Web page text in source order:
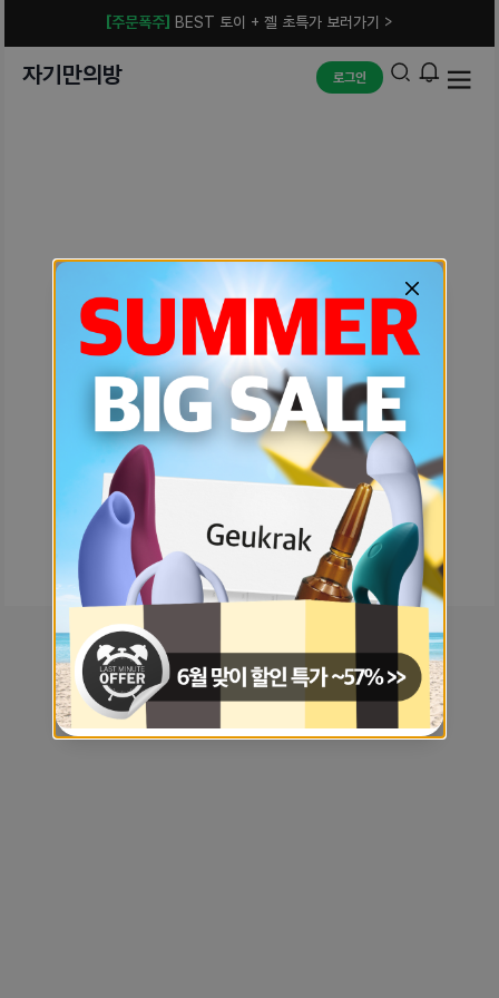
[주문폭주] BEST 토이 + 젤 초특가 보러가기 >
자기만의방 로그인
예상치 못한 에러입니다.